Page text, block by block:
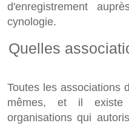
d'enregistrement
cynologie.
Quelles
Toutes les associations
mêmes, et il
organisations qui